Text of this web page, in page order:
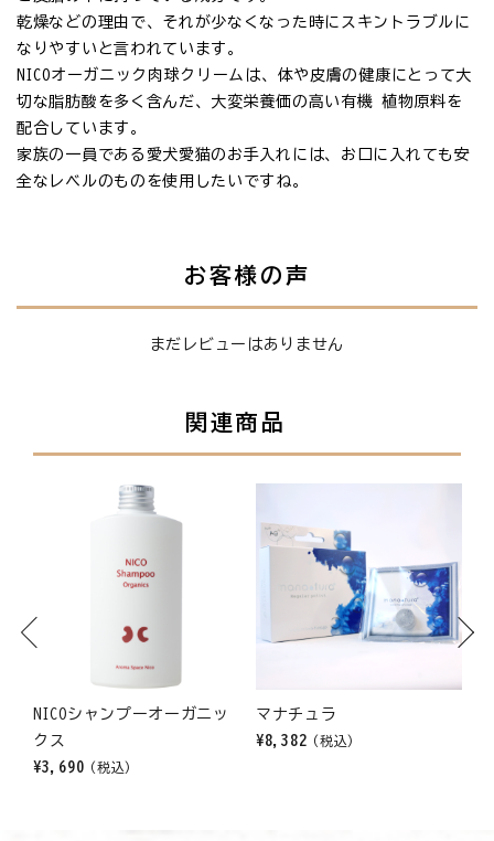
乾燥などの理由で、それが少なくなった時にスキントラブルに
なりやすいと言われています。
NICOオーガニック肉球クリームは、体や皮膚の健康にとって大
切な脂肪酸を多く含んだ、大変栄養価の高い有機 植物原料を
配合しています。
家族の一員である愛犬愛猫のお手入れには、お口に入れても安
全なレベルのものを使用したいですね。
お客様の声
まだレビューはありません
関連商品
NICOシャンプーオーガニッ
クス
¥3,690 (税込)
マナチュラ
¥8,382 (税込)